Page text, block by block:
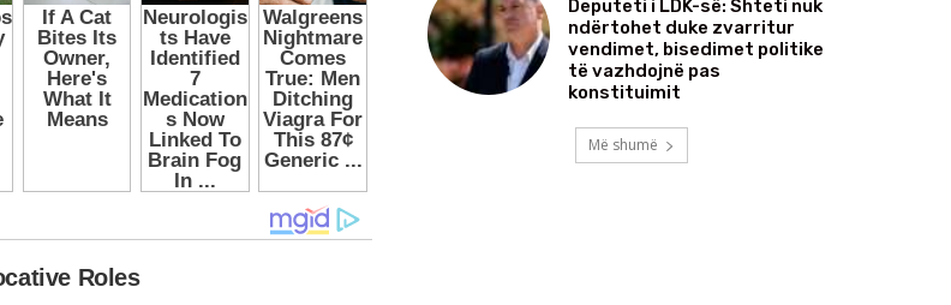
Deputeti i LDK-së: Shteti nuk
ndërtohet duke zvarritur
vendimet, bisedimet politike
të vazhdojnë pas
konstituimit
Më shumë